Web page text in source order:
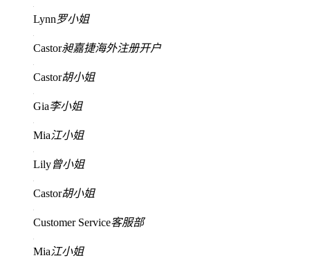
Lynn罗小姐
Castor昶嘉捷海外注册开户
Castor胡小姐
Gia李小姐
Mia江小姐
Lily曾小姐
Castor胡小姐
Customer Service客服部
Mia江小姐